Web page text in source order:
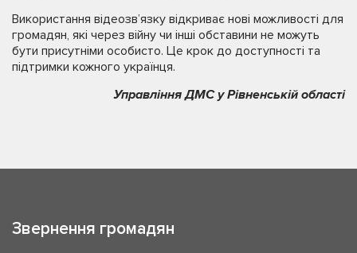
Використання відеозв’язку відкриває нові можливості для
громадян, які через війну чи інші обставини не можуть
бути присутніми особисто. Це крок до доступності та
підтримки кожного українця.
Управління ДМС у Рівненській області
Звернення громадян